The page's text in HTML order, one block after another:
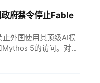
府禁令停止Fable
外国使用其顶级AI模
5的访问。对AI
级模型的使用受限，需